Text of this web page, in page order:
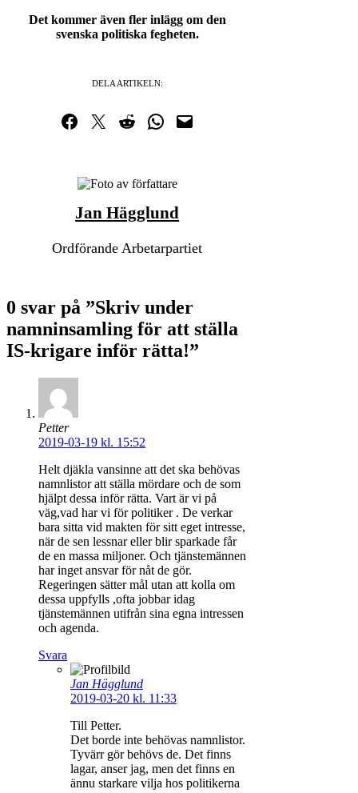
Det kommer även fler inlägg om den
svenska politiska fegheten.
DELA ARTIKELN:
Dela på Facebook
Dela på TwitterDela på RedditDela i WhatsApp
Maila en länk
Jan Hägglund
Ordförande Arbetarpartiet
0 svar på ”Skriv under
namninsamling för att ställa
IS-krigare inför rätta!”
Petter
2019-03-19 kl. 15:52
Helt djäkla vansinne att det ska behövas
namnlistor att ställa mördare och de som
hjälpt dessa inför rätta. Vart är vi på
väg,vad har vi för politiker . De verkar
bara sitta vid makten för sitt eget intresse,
när de sen lessnar eller blir sparkade får
de en massa miljoner. Och tjänstemännen
har inget ansvar för nåt de gör.
Regeringen sätter mål utan att kolla om
dessa uppfylls ,ofta jobbar idag
tjänstemännen utifrån sina egna intressen
och agenda.
Svara
Jan Hägglund
2019-03-20 kl. 11:33
Till Petter.
Det borde inte behövas namnlistor.
Tyvärr gör behövs de. Det finns
lagar, anser jag, men det finns en
ännu starkare vilja hos politikerna